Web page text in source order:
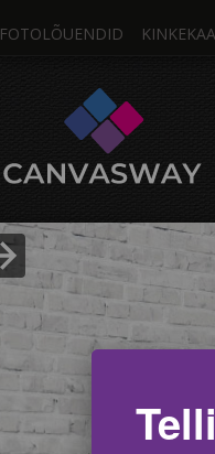
FOTOLÕUENDID